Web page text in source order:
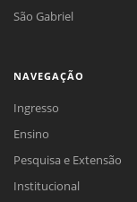
São Gabriel
NAVEGAÇÃO
Ingresso
Ensino
Pesquisa e Extensão
Institucional